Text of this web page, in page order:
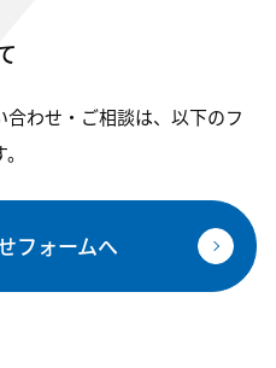
合わせ・ご相談は、以下のフ
フォームへ